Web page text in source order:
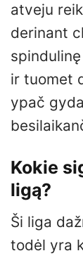
atveju
derinant
ir tuomet
ypač
Kokie
ligą?
Ši liga
todėl yra